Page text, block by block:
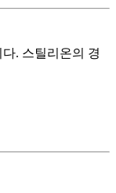
. 스틸리온의 경